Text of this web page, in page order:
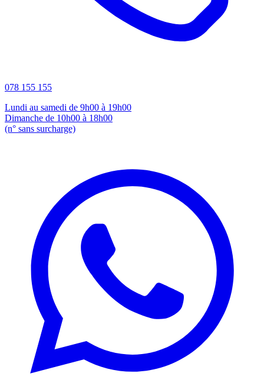
078 155 155
Lundi au samedi de 9h00 à 19h00
Dimanche de 10h00 à 18h00
(n° sans surcharge)